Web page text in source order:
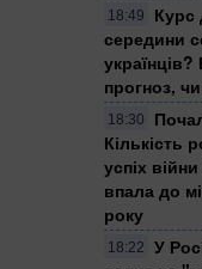
18:49
Курс
середини
прогноз,
18:30
Кількість
успіх
впала до
року
18:22
У